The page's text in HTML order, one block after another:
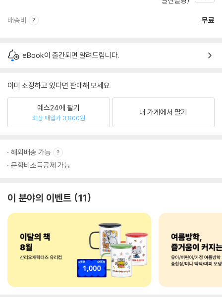
배송비 무료
eBook이 출간되면 알려드립니다.
이미 소장하고 있다면 판매해 보세요.
예스24에 팔기
최상 매입가 3,800원
내 가게에서 팔기
해외배송 가능
문화비소득공제 가능
이 분야의 이벤트 11